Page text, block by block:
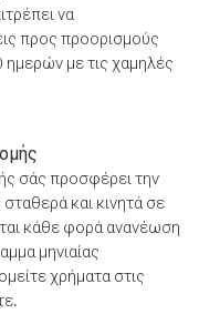
να
προς προορισμούς
ημερών με τις χαμηλές
σάς προσφέρει την
και κινητά σε
κάθε φορά ανανέωση
μηνιαίας
χρήματα στις